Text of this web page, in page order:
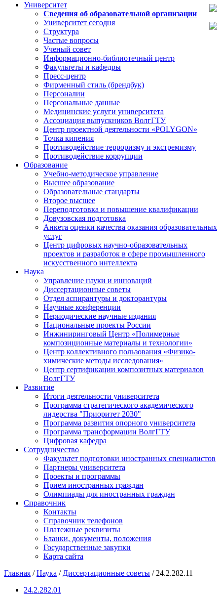
Университет
Сведения об образовательной организации
Университет сегодня
Структура
Частые вопросы
Ученый совет
Информационно-библиотечный центр
Факультеты и кафедры
Пресс-центр
Фирменный стиль (брендбук)
Персоналии
Персональные данные
Медицинские услуги университета
Ассоциация выпускников ВолгГТУ
Центр проектной деятельности «POLYGON»
Точка кипения
Противодействие терроризму и экстремизму
Противодействие коррупции
Образование
Учебно-методическое управление
Высшее образование
Образовательные стандарты
Второе высшее
Переподготовка и повышение квалификации
Довузовская подготовка
Анкета оценки качества оказания образовательных
услуг
Центр цифровых научно-образовательных
проектов и разработок в сфере промышленного
искусственного интеллекта
Наука
Управление науки и инноваций
Диссертационные советы
Отдел аспирантуры и докторантуры
Научные конференции
Периодические научные издания
Национальные проекты России
Инжиниринговый Центр «Полимерные
композиционные материалы и технологии»
Центр коллективного пользования «Физико-
химические методы исследования»
Центр сертификации композитных материалов
ВолгГТУ
Развитие
Итоги деятельности университета
Программа стратегического академического
лидерства "Приоритет 2030"
Программа развития опорного университета
Программа трансформации ВолгГТУ
Цифровая кафедра
Сотрудничество
Факультет подготовки иностранных специалистов
Партнеры университета
Проекты и программы
Прием иностранных граждан
Олимпиады для иностранных граждан
Справочник
Контакты
Справочник телефонов
Платежные реквизиты
Бланки, документы, положения
Государственные закупки
Карта сайта
Главная /Наука / Диссертационные советы / 24.2.282.11
24.2.282.01